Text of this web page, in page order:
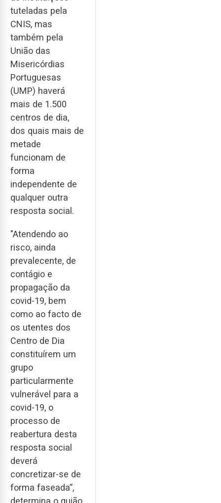
tuteladas pela
CNIS, mas
também pela
União das
Misericórdias
Portuguesas
(UMP) haverá
mais de 1.500
centros de dia,
dos quais mais de
metade
funcionam de
forma
independente de
qualquer outra
resposta social.
"Atendendo ao
risco, ainda
prevalecente, de
contágio e
propagação da
covid-19, bem
como ao facto de
os utentes dos
Centro de Dia
constituírem um
grupo
particularmente
vulnerável para a
covid-19, o
processo de
reabertura desta
resposta social
deverá
concretizar-se de
forma faseada”,
determina o guião